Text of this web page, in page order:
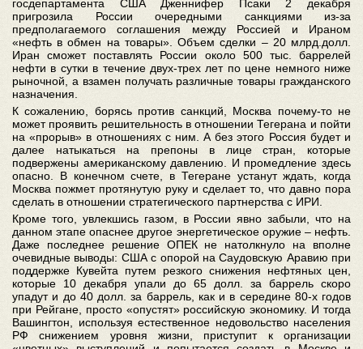
госдепартамента США Дженнифер Псаки 2 декабря
пригрозила России очередными санкциями из-за
предполагаемого соглашения между Россией и Ираном
«нефть в обмен на товары». Объем сделки – 20 млрд.долл.
Иран сможет поставлять России около 500 тыс. баррелей
нефти в сутки в течение двух-трех лет по цене немного ниже
рыночной, а взамен получать различные товары гражданского
назначения.
К сожалению, борясь против санкций, Москва почему-то не
может проявить решительность в отношении Тегерана и пойти
на «прорыв» в отношениях с ним. А без этого Россия будет и
далее натыкаться на препоны в лице стран, которые
подвержены американскому давлению. И промедление здесь
опасно. В конечном счете, в Тегеране устанут ждать, когда
Москва пожмет протянутую руку и сделает то, что давно пора
сделать в отношении стратегического партнерства с ИРИ.
Кроме того, увлекшись газом, в России явно забыли, что на
данном этапе опаснее другое энергетическое оружие – нефть.
Даже последнее решение ОПЕК не натолкнуло на вполне
очевидные выводы: США с опорой на Саудовскую Аравию при
поддержке Кувейта путем резкого снижения нефтяных цен,
которые 10 декабря упали до 65 долл. за баррель скоро
упадут и до 40 долл. за баррель, как и в середине 80-х годов
при Рейгане, просто «опустят» российскую экономику. И тогда
Вашингтон, используя естественное недовольство населения
РФ снижением уровня жизни, приступит к организации